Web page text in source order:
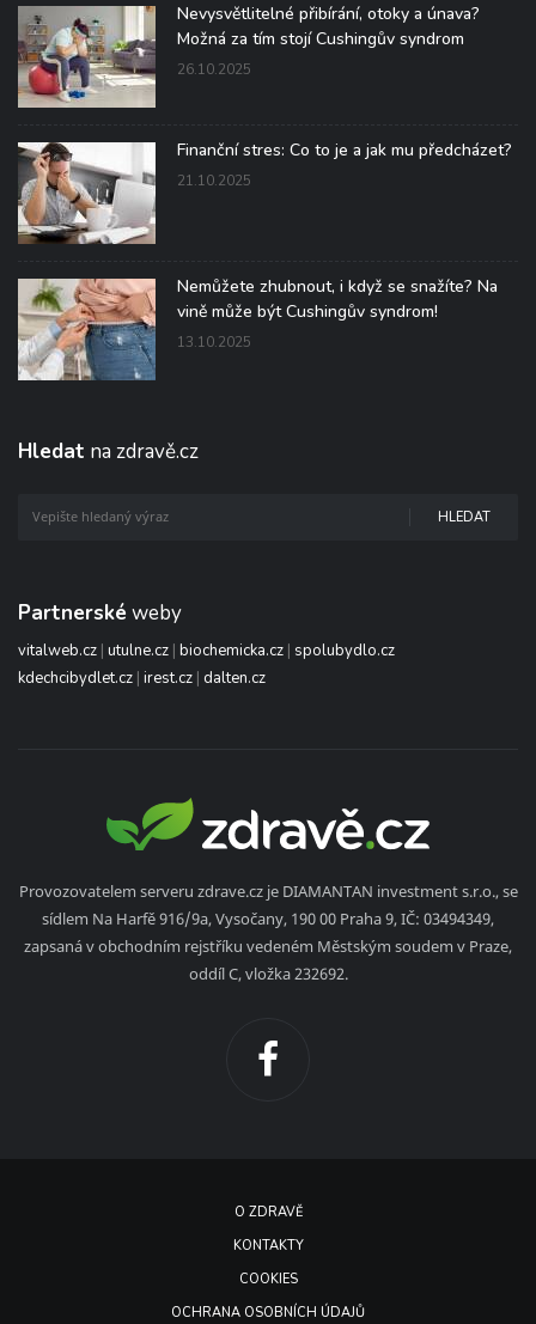
Nevysvětlitelné přibírání, otoky a únava?
Možná za tím stojí Cushingův syndrom
26.10.2025
Finanční stres: Co to je a jak mu předcházet?
21.10.2025
Nemůžete zhubnout, i když se snažíte? Na
vině může být Cushingův syndrom!
13.10.2025
Hledat na zdravě.cz
HLEDAT
Partnerské weby
vitalweb.cz | utulne.cz | biochemicka.cz | spolubydlo.cz
kdechcibydlet.cz | irest.cz | dalten.cz
Provozovatelem serveru zdrave.cz je DIAMANTAN investment s.r.o., se
sídlem Na Harfě 916/9a, Vysočany, 190 00 Praha 9, IČ: 03494349,
zapsaná v obchodním rejstříku vedeném Městským soudem v Praze,
oddíl C, vložka 232692.
O ZDRAVĚ
KONTAKTY
COOKIES
OCHRANA OSOBNÍCH ÚDAJŮ